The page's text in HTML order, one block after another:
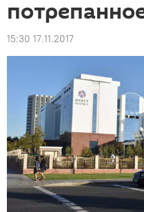
15:30 17.11.2017